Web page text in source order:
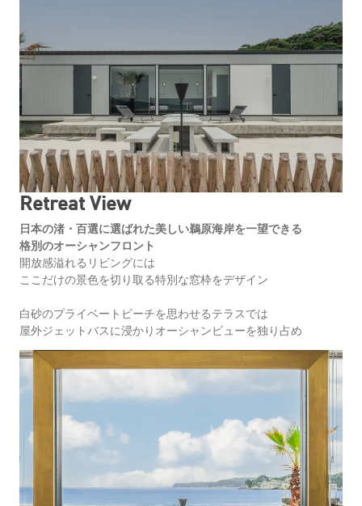
Retreat View
日本の渚・百選に選ばれた美しい鵜原海岸を一望できる
格別のオーシャンフロント
開放感溢れるリビングには
ここだけの景色を切り取る特別な窓枠をデザイン
白砂のプライベートビーチを思わせるテラスでは
屋外ジェットバスに浸かりオーシャンビューを独り占め